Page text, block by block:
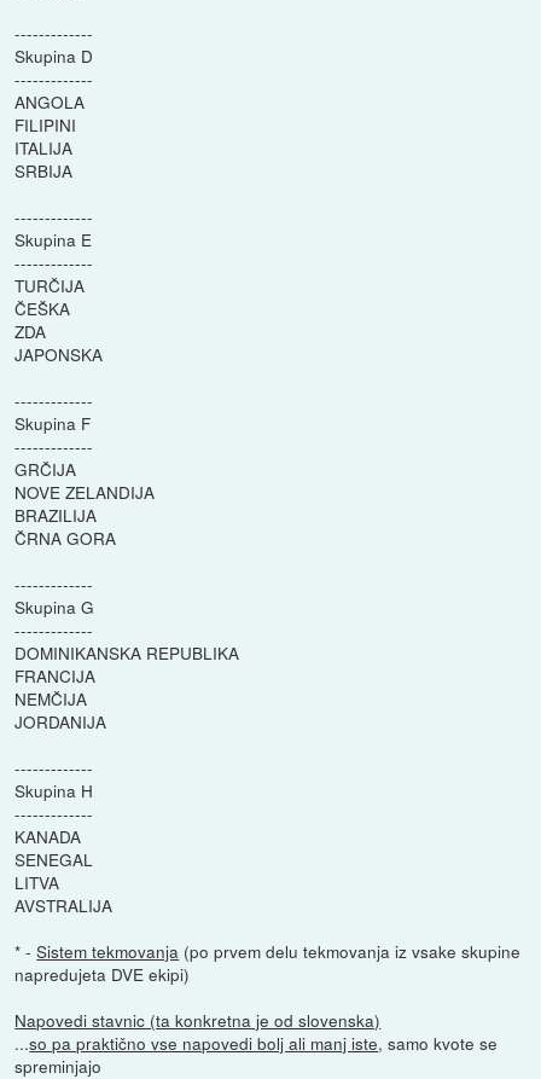
-------------
Skupina D
-------------
ANGOLA
FILIPINI
ITALIJA
SRBIJA
-------------
Skupina E
-------------
TURČIJA
ČEŠKA
ZDA
JAPONSKA
-------------
Skupina F
-------------
GRČIJA
NOVE ZELANDIJA
BRAZILIJA
ČRNA GORA
-------------
Skupina G
-------------
DOMINIKANSKA REPUBLIKA
FRANCIJA
NEMČIJA
JORDANIJA
-------------
Skupina H
-------------
KANADA
SENEGAL
LITVA
AVSTRALIJA
* -Sistem tekmovanja (po prvem delu tekmovanja iz vsake skupine
napredujeta DVE ekipi)
Napovedi stavnic (ta konkretna je od slovenska)
...so pa praktično vse napovedi bolj ali manj iste, samo kvote se
spreminjajo